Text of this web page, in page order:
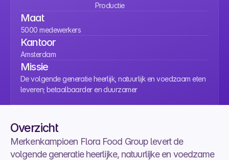
Productie
Maat
5000 medewerkers
Kantoor
Amsterdam
Missie
De volgende generatie heerlijk, natuurlijk en voedzaam eten
leveren; betaalbaarder en duurzamer
Overzicht
Merkenkampioen Flora Food Group levert de
volgende generatie heerlijke, natuurlijke en voedzame